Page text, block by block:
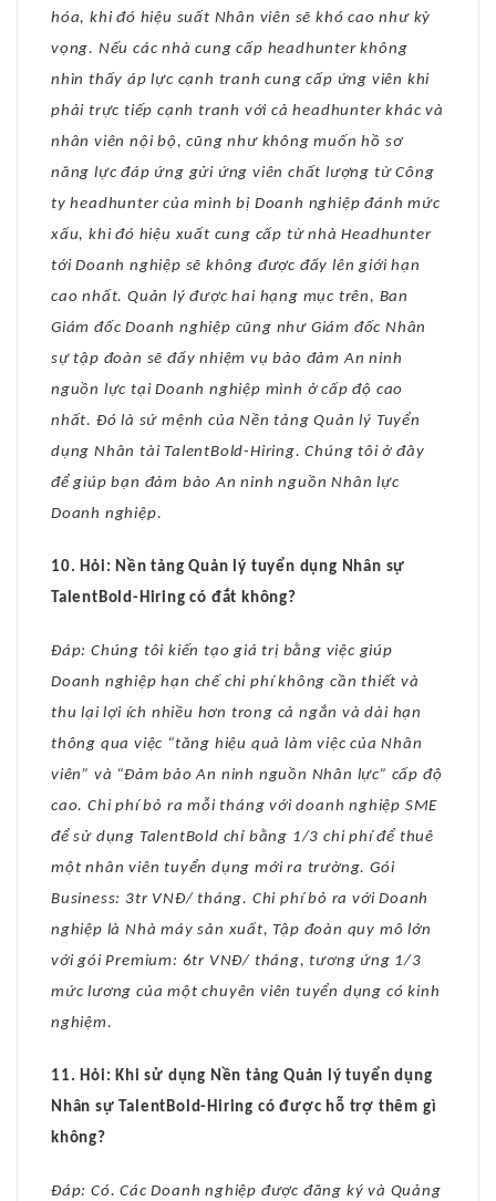
hóa, khi đó hiệu suất Nhân viên sẽ khó cao như kỳ
vọng. Nếu các nhà cung cấp headhunter không
nhìn thấy áp lực cạnh tranh cung cấp ứng viên khi
phải trực tiếp cạnh tranh với cả headhunter khác và
nhân viên nội bộ, cũng như không muốn hồ sơ
năng lực đáp ứng gửi ứng viên chất lượng từ Công
ty headhunter của mình bị Doanh nghiệp đánh mức
xấu, khi đó hiệu xuất cung cấp từ nhà Headhunter
tới Doanh nghiệp sẽ không được đẩy lên giới hạn
cao nhất. Quản lý được hai hạng mục trên, Ban
Giám đốc Doanh nghiệp cũng như Giám đốc Nhân
sự tập đoàn sẽ đẩy nhiệm vụ bảo đảm An ninh
nguồn lực tại Doanh nghiệp mình ở cấp độ cao
nhất. Đó là sứ mệnh của Nền tảng Quản lý Tuyển
dụng Nhân tài TalentBold-Hiring. Chúng tôi ở đây
để giúp bạn đảm bảo An ninh nguồn Nhân lực
Doanh nghiệp.
10. Hỏi: Nền tảng Quản lý tuyển dụng Nhân sự
TalentBold-Hiring có đắt không?
Đáp: Chúng tôi kiến tạo giá trị bằng việc giúp
Doanh nghiệp hạn chế chi phí không cần thiết và
thu lại lợi ích nhiều hơn trong cả ngắn và dài hạn
thông qua việc “tăng hiệu quả làm việc của Nhân
viên” và “Đảm bảo An ninh nguồn Nhân lực” cấp độ
cao. Chi phí bỏ ra mỗi tháng với doanh nghiệp SME
để sử dụng TalentBold chỉ bằng 1/3 chi phí để thuê
một nhân viên tuyển dụng mới ra trường. Gói
Business: 3tr VNĐ/ tháng. Chi phí bỏ ra với Doanh
nghiệp là Nhà máy sản xuất, Tập đoàn quy mô lớn
với gói Premium: 6tr VNĐ/ tháng, tương ứng 1/3
mức lương của một chuyên viên tuyển dụng có kinh
nghiệm.
11. Hỏi: Khi sử dụng Nền tảng Quản lý tuyển dụng
Nhân sự TalentBold-Hiring có được hỗ trợ thêm gì
không?
Đáp: Có. Các Doanh nghiệp được đăng ký và Quảng